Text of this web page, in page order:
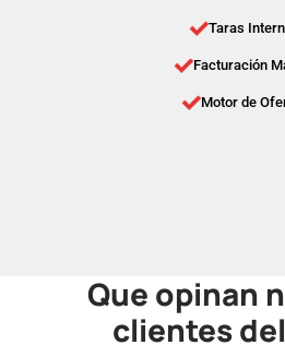
Taras
Facturación
Motor de
Que opinan
clientes